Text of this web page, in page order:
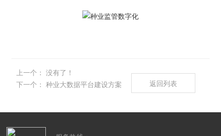
上一个：
没有了！
下一个：
种业大数据平台建设方案 返回列表